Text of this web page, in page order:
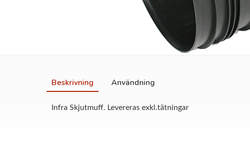
Beskrivning Användning
Infra Skjutmuff. Levereras exkl.tätningar